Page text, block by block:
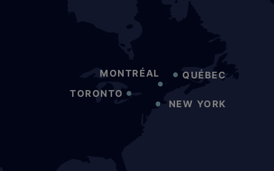
QUÉBEC
MONTRÉAL
TORONTO
NEW YORK